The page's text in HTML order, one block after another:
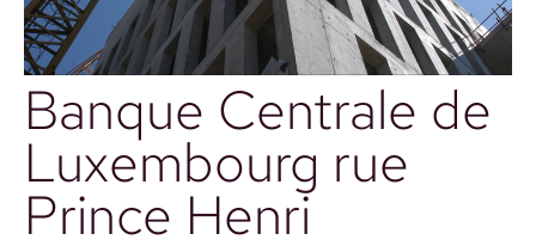
Banque Centrale de
Luxembourg rue
Prince Henri